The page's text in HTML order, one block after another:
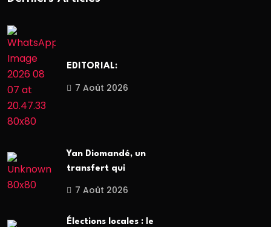
EDITORIAL:
7 Août 2026
Yan Diomandé, un
transfert qui
7 Août 2026
Élections locales : le